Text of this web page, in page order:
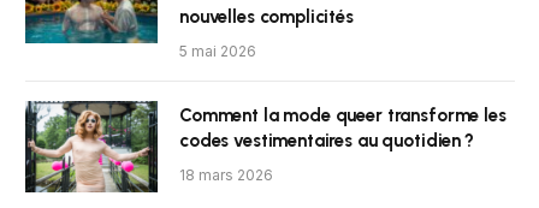
nouvelles complicités
5 mai 2026
Comment la mode queer transforme les
codes vestimentaires au quotidien ?
18 mars 2026